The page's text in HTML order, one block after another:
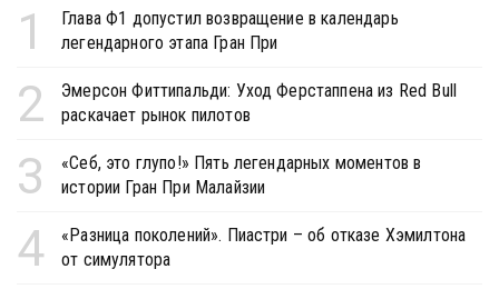
1
Глава Ф1 допустил возвращение в календарь
легендарного этапа Гран При
2
Эмерсон Фиттипальди: Уход Ферстаппена из Red Bull
раскачает рынок пилотов
3
«Себ, это глупо!» Пять легендарных моментов в
истории Гран При Малайзии
4
«Разница поколений». Пиастри – об отказе Хэмилтона
от симулятора